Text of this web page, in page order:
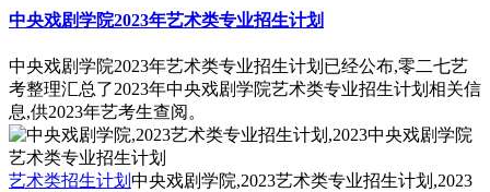
中央戏剧学院2023年艺术类专业招生计划
中央戏剧学院2023年艺术类专业招生计划已经公布,零二七艺
考整理汇总了2023年中央戏剧学院艺术类专业招生计划相关信
息,供2023年艺考生查阅。
艺术类招生计划 中央戏剧学院,2023艺术类专业招生计划,2023